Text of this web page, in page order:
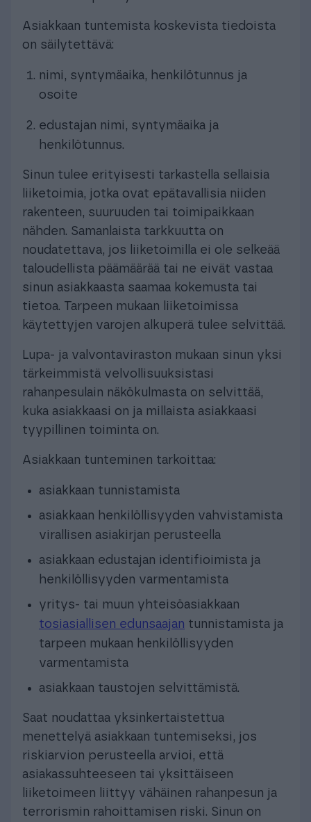
Asiakkaan tuntemista koskevista tiedoista
on säilytettävä:
nimi, syntymäaika, henkilötunnus ja
osoite
edustajan nimi, syntymäaika ja
henkilötunnus.
Sinun tulee erityisesti tarkastella sellaisia
liiketoimia, jotka ovat epätavallisia niiden
rakenteen, suuruuden tai toimipaikkaan
nähden. Samanlaista tarkkuutta on
noudatettava, jos liiketoimilla ei ole selkeää
taloudellista päämäärää tai ne eivät vastaa
sinun asiakkaasta saamaa kokemusta tai
tietoa. Tarpeen mukaan liiketoimissa
käytettyjen varojen alkuperä tulee selvittää.
Lupa- ja valvontaviraston mukaan sinun yksi
tärkeimmistä velvollisuuksistasi
rahanpesulain näkökulmasta on selvittää,
kuka asiakkaasi on ja millaista asiakkaasi
tyypillinen toiminta on.
Asiakkaan tunteminen tarkoittaa:
asiakkaan tunnistamista
asiakkaan henkilöllisyyden vahvistamista
virallisen asiakirjan perusteella
asiakkaan edustajan identifioimista ja
henkilöllisyyden varmentamista
yritys- tai muun yhteisöasiakkaan
tosiasiallisen edunsaajan tunnistamista ja
tarpeen mukaan henkilöllisyyden
varmentamista
asiakkaan taustojen selvittämistä.
Saat noudattaa yksinkertaistettua
menettelyä asiakkaan tuntemiseksi, jos
riskiarvion perusteella arvioi, että
asiakassuhteeseen tai yksittäiseen
liiketoimeen liittyy vähäinen rahanpesun ja
terrorismin rahoittamisen riski. Sinun on